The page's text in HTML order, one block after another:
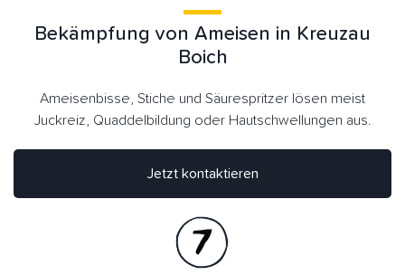
Jetzt kontaktieren
Bekämpfung von Ameisen in Kreuzau
Boich
Ameisenbisse, Stiche und Säurespritzer lösen meist
Juckreiz, Quaddelbildung oder Hautschwellungen aus.